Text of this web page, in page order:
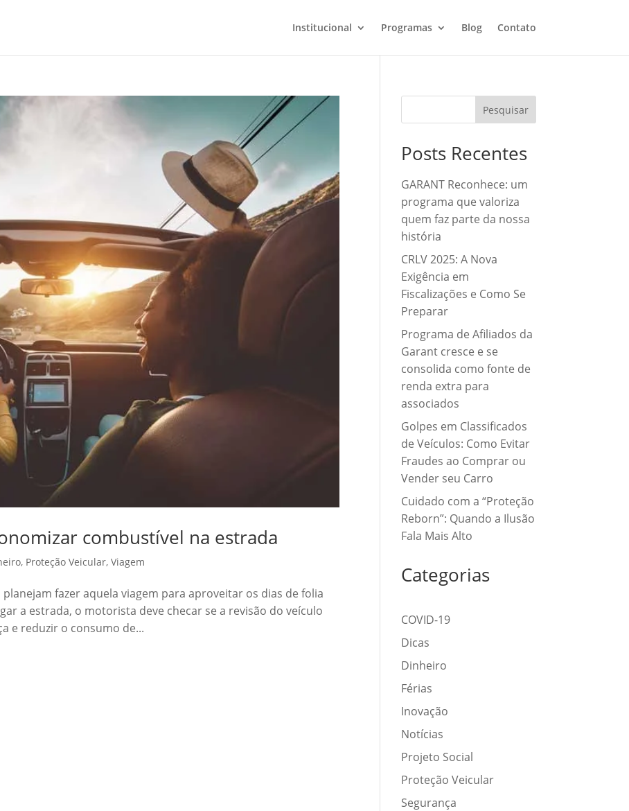
Institucional Programas Blog Contato
combustível na estrada
, Proteção Veicular,Viagem
fazer aquela viagem para aproveitar os dias de folia
a estrada, o motorista deve checar se a revisão do veículo
e reduzir o consumo de...
Posts Recentes
GARANT Reconhece: um
programa que valoriza
quem faz parte da nossa
história
CRLV 2025: A Nova
Exigência em
Fiscalizações e Como Se
Preparar
Programa de Afiliados da
Garant cresce e se
consolida como fonte de
renda extra para
associados
Golpes em Classificados
de Veículos: Como Evitar
Fraudes ao Comprar ou
Vender seu Carro
Cuidado com a “Proteção
Reborn”: Quando a Ilusão
Fala Mais Alto
Categorias
COVID-19
Dicas
Dinheiro
Férias
Inovação
Notícias
Projeto Social
Proteção Veicular
Segurança